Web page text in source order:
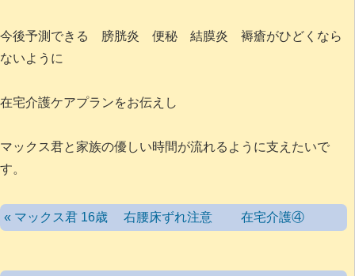
今後予測できる 膀胱炎 便秘 結膜炎 褥瘡がひどくなら
ないように
在宅介護ケアプランをお伝えし
マックス君と家族の優しい時間が流れるように支えたいで
す。
« マックス君 16歳 右腰床ずれ注意 在宅介護④